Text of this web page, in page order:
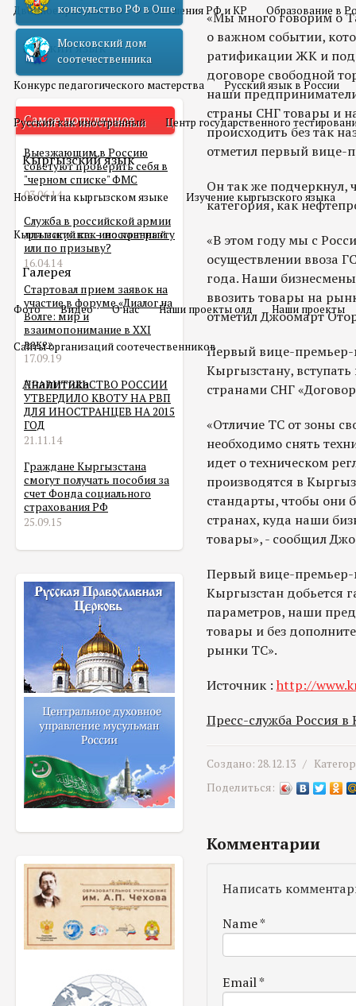
Двойное гражданство Отношения РФ и КР Образование в
Русский язык
Конкурс педагогического мастерства Русский язык в России
Русский как иностранный Центр государственного
Кыргызский язык
Новости на кыргызском языке Изучение кыргызского языка
Кыргызский как иностранный
Галерея
Фото Видео О нас Наши проекты олд Наши проекты
Сайты организаций соотечественников
Аналитика
консульство РФ в Оше
Московский дом
соотечественника
Самое популярное
Выезжающим в Россию
советуют проверить себя в
"черном списке" ФМС
03.06.14
Служба в российской армии
для мигранта – по контракту
или по призыву?
16.04.14
Стартовал прием заявок на
участие в форуме «Диалог на
Волге: мир и
взаимопонимание в XXI
веке»
17.09.19
ПРАВИТЕЛЬСТВО РОССИИ
УТВЕРДИЛО КВОТУ НА РВП
ДЛЯ ИНОСТРАНЦЕВ НА 2015
ГОД
21.11.14
Граждане Кыргызстана
смогут получать пособия за
счет Фонда социального
страхования РФ
25.09.15
«Мы много говорим о
о важном событии,
ратификации ЖК и
договоре свободной
наши
страны СНГ товары и
происходить без так
отметил первый вице-
Он так же подчеркнул,
категория, как
«В этом году мы с
осуществлении ввоза
года. Наши
ввозить товары на
отметил Джоомарт
Первый вице-премьер-
Кыргызстану,
странами СНГ
«Отличие ТС от зоны
необходимо снять
идет о техническом
производятся в
стандарты, чтобы они
странах, куда наши
товары», - сообщил
Первый вице-премьер-
Кыргызстан добьется
параметров, наши
товары и без
рынки ТС».
Источник : http://
Пресс-служба Россия в
Создано: 28.12.13 /
Поделиться:
Комментарии
Написать
Name*
Email*